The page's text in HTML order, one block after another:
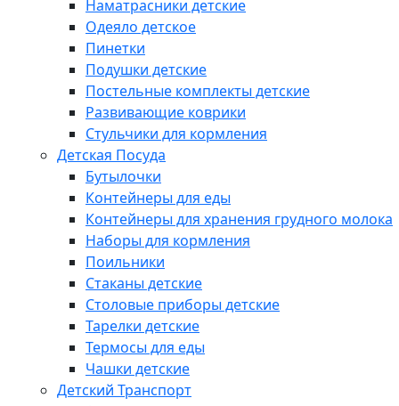
Наматрасники детские
Одеяло детское
Пинетки
Подушки детские
Постельные комплекты детские
Развивающие коврики
Стульчики для кормления
Детская Посуда
Бутылочки
Контейнеры для еды
Контейнеры для хранения грудного молока
Наборы для кормления
Поильники
Стаканы детские
Столовые приборы детские
Тарелки детские
Термосы для еды
Чашки детские
Детский Транспорт